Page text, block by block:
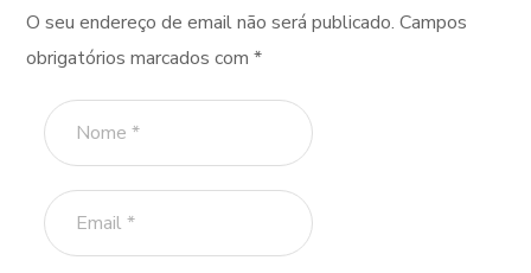
O seu endereço de email não será publicado. Campos
obrigatórios marcados com*